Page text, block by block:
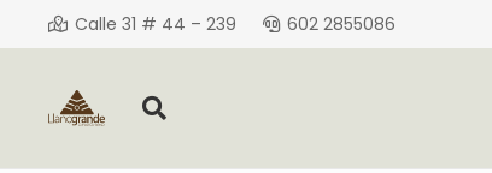
Calle 31 # 44 – 239 602 2855086